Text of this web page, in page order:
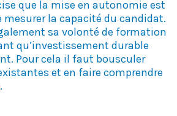
que la mise en autonomie est
mesurer la capacité du candidat.
sa volonté de formation
qu’investissement durable
Pour cela il faut bousculer
et en faire comprendre